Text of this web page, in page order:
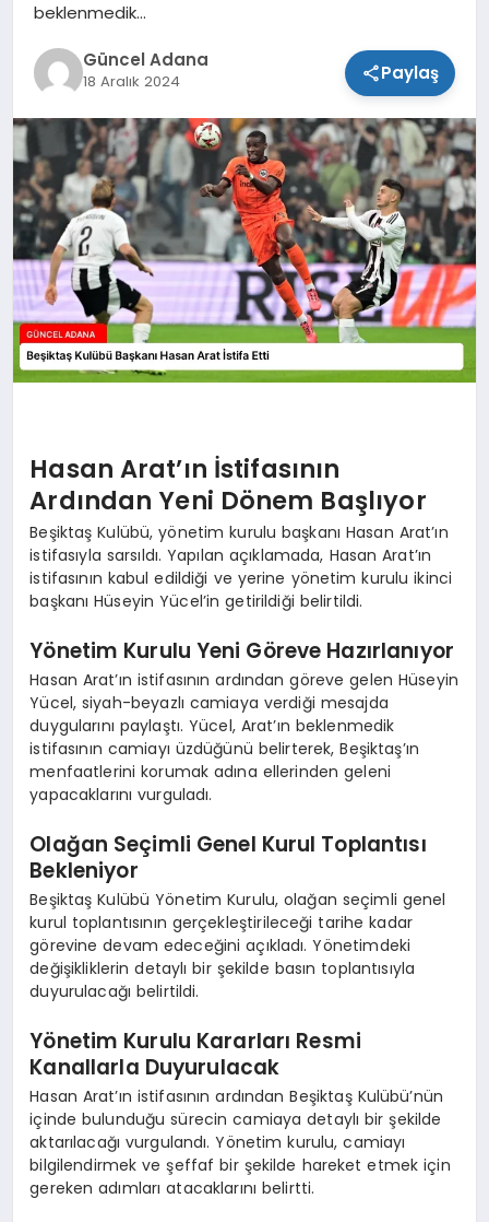
beklenmedik…
Güncel Adana
18 Aralık 2024 Paylaş
Hasan Arat’ın İstifasının
Ardından Yeni Dönem Başlıyor
Beşiktaş Kulübü, yönetim kurulu başkanı Hasan Arat’ın
istifasıyla sarsıldı. Yapılan açıklamada, Hasan Arat’ın
istifasının kabul edildiği ve yerine yönetim kurulu ikinci
başkanı Hüseyin Yücel’in getirildiği belirtildi.
Yönetim Kurulu Yeni Göreve Hazırlanıyor
Hasan Arat’ın istifasının ardından göreve gelen Hüseyin
Yücel, siyah-beyazlı camiaya verdiği mesajda
duygularını paylaştı. Yücel, Arat’ın beklenmedik
istifasının camiayı üzdüğünü belirterek, Beşiktaş’ın
menfaatlerini korumak adına ellerinden geleni
yapacaklarını vurguladı.
Olağan Seçimli Genel Kurul Toplantısı
Bekleniyor
Beşiktaş Kulübü Yönetim Kurulu, olağan seçimli genel
kurul toplantısının gerçekleştirileceği tarihe kadar
görevine devam edeceğini açıkladı. Yönetimdeki
değişikliklerin detaylı bir şekilde basın toplantısıyla
duyurulacağı belirtildi.
Yönetim Kurulu Kararları Resmi
Kanallarla Duyurulacak
Hasan Arat’ın istifasının ardından Beşiktaş Kulübü’nün
içinde bulunduğu sürecin camiaya detaylı bir şekilde
aktarılacağı vurgulandı. Yönetim kurulu, camiayı
bilgilendirmek ve şeffaf bir şekilde hareket etmek için
gereken adımları atacaklarını belirtti.